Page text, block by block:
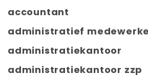
accountant
administratief
administratiekantoor
administratiekantoor zzp